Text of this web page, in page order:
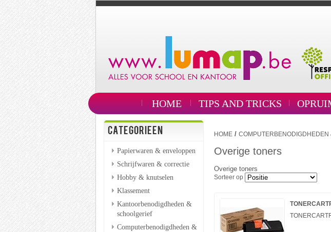
HOME TIPS AND TRICKS
CATEGORIEEN
Papierwaren & enveloppen
Schrijfwaren & correctie
Hobby & knutselen
Klassement
Kantoorbenodigdheden &
schoolgerief
Computerbenodigdheden &
HOME / COMPUTERBENODIGDHEDEN
Overige toners
Overige toners
Sorteer op